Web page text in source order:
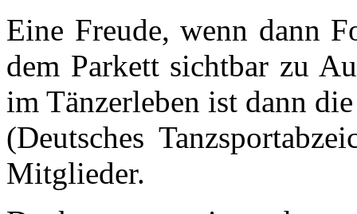
Eine Freude, wenn dann
dem Parkett sichtbar zu
im Tänzerleben ist dann
(Deutsches
Mitglieder.